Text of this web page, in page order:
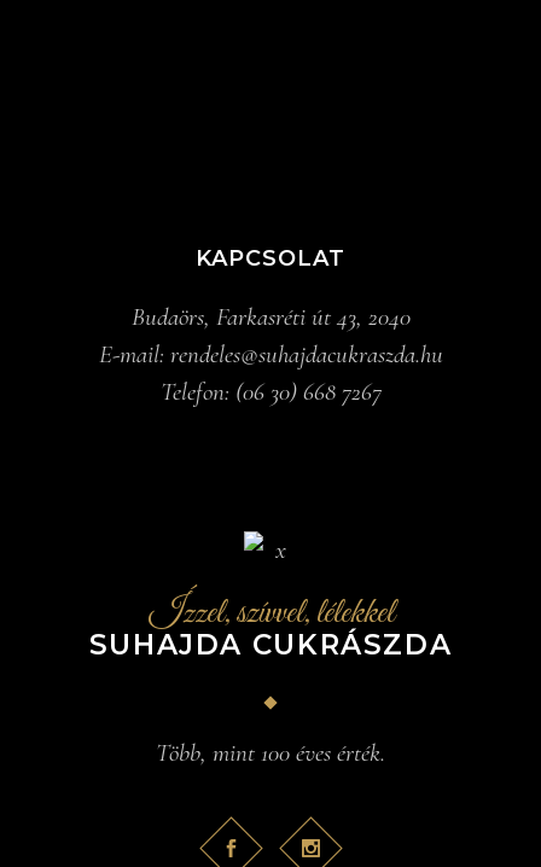
KAPCSOLAT
Budaörs, Farkasréti út 43, 2040
E-mail: rendeles@suhajdacukraszda.hu
Telefon: (06 30) 668 7267
Ízzel, szívvel, lélekkel
SUHAJDA CUKRÁSZDA
Több, mint 100 éves érték.